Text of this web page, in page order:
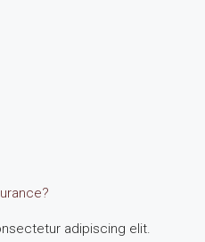
adipiscing elit.